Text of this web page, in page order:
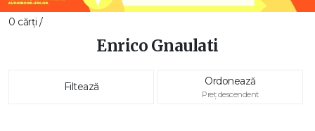
0 cărți /
Enrico Gnaulati
Filtează Ordonează
Preț descendent